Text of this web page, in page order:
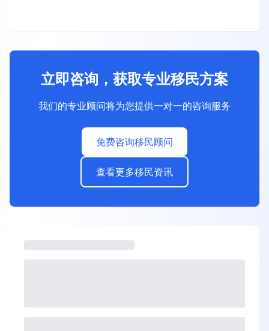
立即咨询，获取专业移民方案
我们的专业顾问将为您提供一对一的咨询服务
免费咨询移民顾问
查看更多移民资讯